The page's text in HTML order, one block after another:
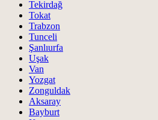
Tekirdağ
Tokat
Trabzon
Tunceli
Şanlıurfa
Uşak
Van
Yozgat
Zonguldak
Aksaray
Bayburt